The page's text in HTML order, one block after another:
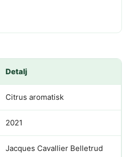
Detalj
Citrus aromatisk
2021
Jacques Cavallier Belletrud